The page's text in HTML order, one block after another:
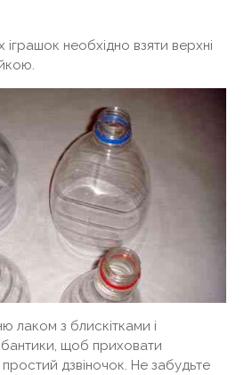
необхідно взяти верхні
лаком з блискітками і
щоб приховати
дзвіночок. Не забудьте